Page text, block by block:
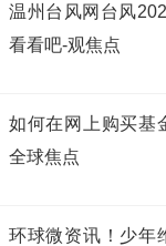
温州台风网台风
看看吧-观焦点
如何在网上购买基
全球焦点
环球微资讯！少年